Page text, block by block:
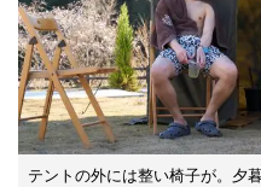
テントの外には整い椅子が。夕